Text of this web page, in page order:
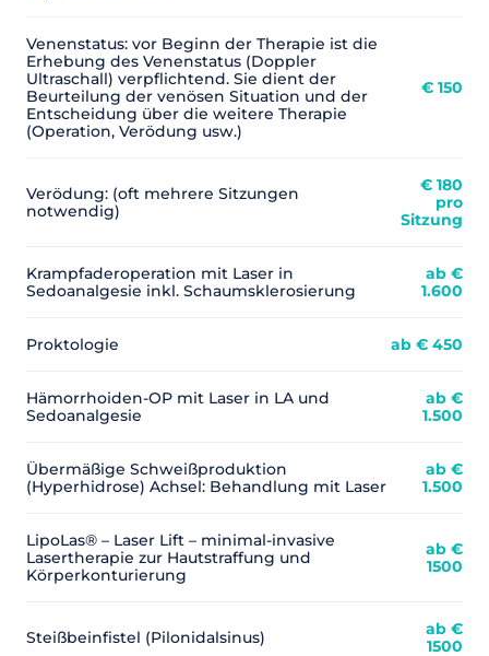
Venenstatus: vor Beginn der Therapie ist die
Erhebung des Venenstatus (Doppler
Ultraschall) verpflichtend. Sie dient der
Beurteilung der venösen Situation und der
Entscheidung über die weitere Therapie
(Operation, Verödung usw.)
€ 150
Verödung: (oft mehrere Sitzungen
notwendig)​
€ 180
pro
Sitzung
Krampfaderoperation mit Laser in
Sedoanalgesie inkl. Schaumsklerosierung
ab €
1.600
Proktologie ab € 450
Hämorrhoiden-OP mit Laser in LA und
Sedoanalgesie
ab €
1.500
Übermäßige Schweißproduktion
(Hyperhidrose) Achsel: Behandlung mit Laser
ab €
1.500
LipoLas® – Laser Lift – minimal-invasive
Lasertherapie zur Hautstraffung und
Körperkonturierung
ab €
1500
​Steißbeinfistel (Pilonidalsinus)
ab €
1500